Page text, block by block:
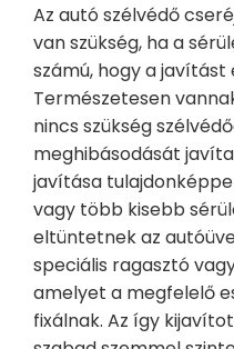
Az autó szélvédő
van szükség, ha a
számú, hogy a
Természetesen
nincs szükség
meghibásodását
javítása
vagy több kisebb
eltüntetnek az
speciális ragasztó
amelyet a megfelelő
fixálnak. Az így